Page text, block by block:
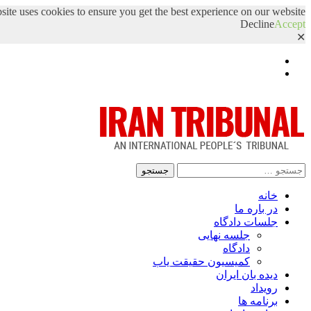
uses cookies to ensure you get the best experience on our website.
DeclineAccept
✕
جستجو
خانه
در باره ما
جلسات دادگاه
جلسه نهایی
دادگاه
کمیسیون حقیقت یاب
دیده بان ایران
رویداد
برنامه ها